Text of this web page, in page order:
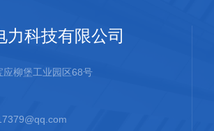
力科技有限公司
应柳堡工业园区68号